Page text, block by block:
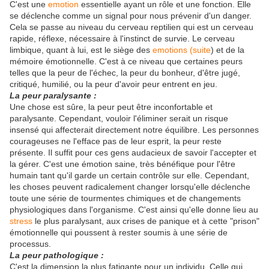
C'est une emotion essentielle ayant un rôle et une fonction. Elle
se déclenche comme un signal pour nous prévenir d'un danger.
Cela se passe au niveau du cerveau reptilien qui est un cerveau
rapide, réflexe, nécessaire à l'instinct de survie. Le cerveau
limbique, quant à lui, est le siège des emotions (suite) et de la
mémoire émotionnelle. C'est à ce niveau que certaines peurs
telles que la peur de l'échec, la peur du bonheur, d'être jugé,
critiqué, humilié, ou la peur d'avoir peur entrent en jeu.
La peur paralysante :
Une chose est sûre, la peur peut être inconfortable et
paralysante. Cependant, vouloir l'éliminer serait un risque
insensé qui affecterait directement notre équilibre. Les personnes
courageuses ne l'efface pas de leur esprit, la peur reste
présente. Il suffit pour ces gens audacieux de savoir l'accepter et
la gérer. C'est une émotion saine, très bénéfique pour l'être
humain tant qu'il garde un certain contrôle sur elle. Cependant,
les choses peuvent radicalement changer lorsqu'elle déclenche
toute une série de tourmentes chimiques et de changements
physiologiques dans l'organisme. C'est ainsi qu'elle donne lieu au
stress le plus paralysant, aux crises de panique et à cette "prison"
émotionnelle qui poussent à rester soumis à une série de
processus.
La peur pathologique :
C'est la dimension la plus fatigante pour un individu. Celle qui